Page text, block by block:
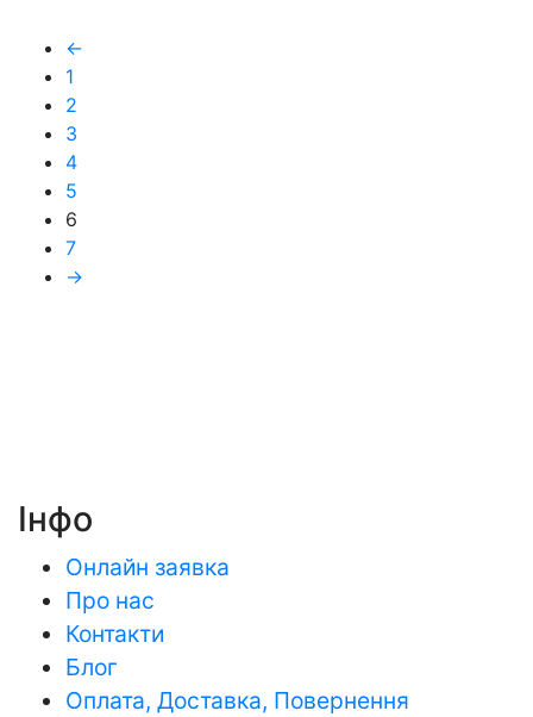
←
1
2
3
4
5
6
7
→
Інфо
Онлайн заявка
Про нас
Контакти
Блог
Оплата, Доставка, Повернення